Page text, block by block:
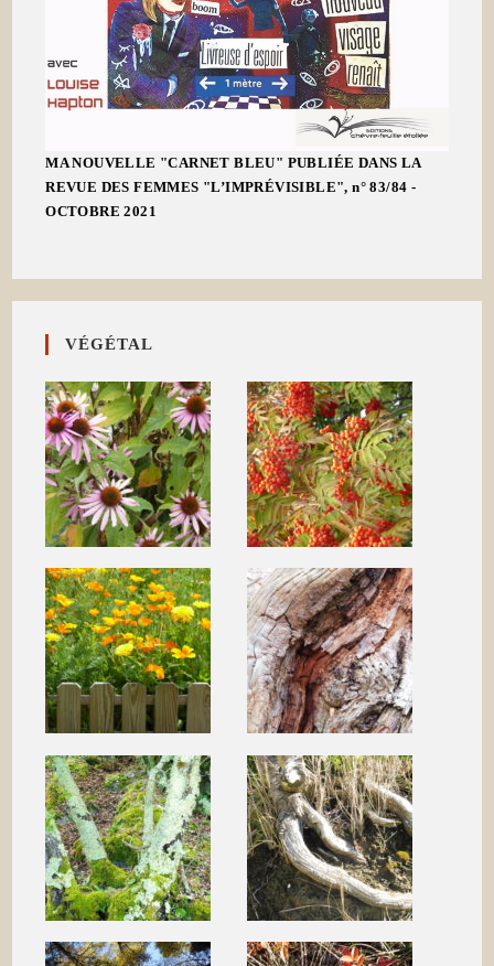
MA NOUVELLE "CARNET BLEU" PUBLIÉE DANS LA
REVUE DES FEMMES "L’IMPRÉVISIBLE", n° 83/84 -
OCTOBRE 2021
VÉGÉTAL